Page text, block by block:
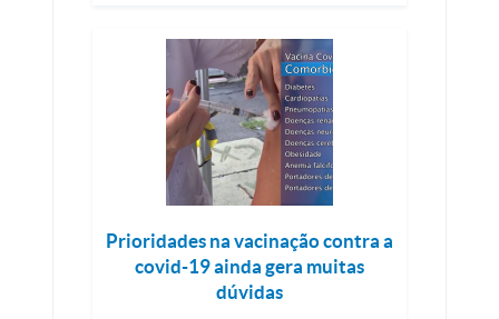
Prioridades na vacinação contra a
covid-19 ainda gera muitas
dúvidas